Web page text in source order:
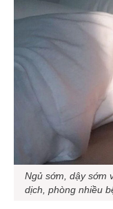
Ngủ sớm, dậy sớm
dịch, phòng nhiều